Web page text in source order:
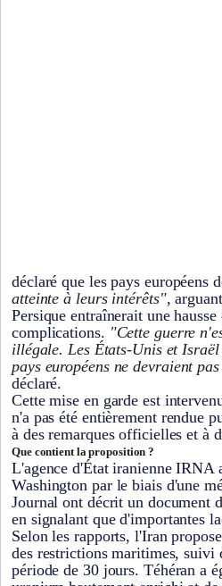
déclaré que les pays européens
atteinte à leurs intérêts",
Persique entraînerait une
complications. "Cette guerre
illégale. Les États-Unis et
pays européens ne devraient
déclaré.
Cette mise en garde est
n'a pas été entièrement rendue
à des remarques officielles et à
Que contient la proposition ?
L'agence d'État iranienne IRNA
Washington par le biais d'une
Journal ont décrit un document
en signalant que d'importantes
Selon les rapports, l'Iran
des restrictions maritimes, suivi
période de 30 jours. Téhéran a